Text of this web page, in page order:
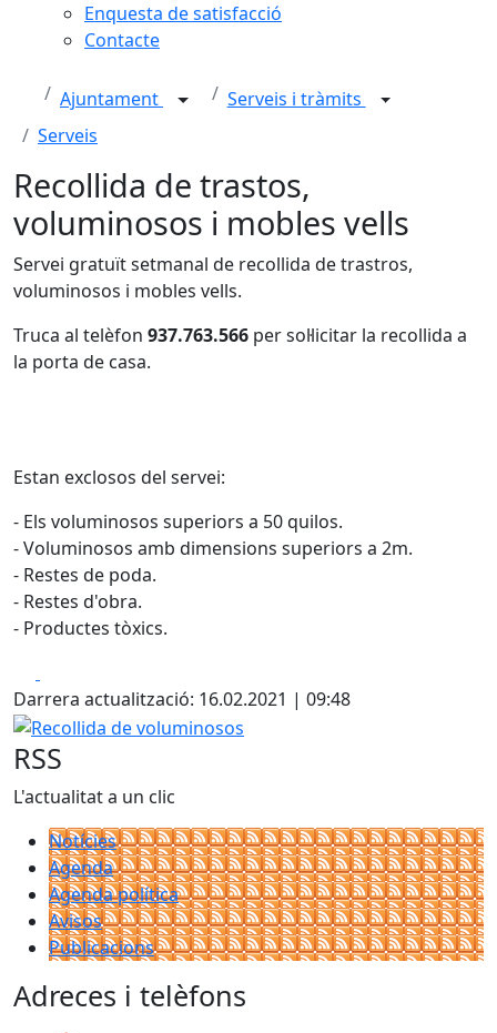
Enquesta de satisfacció
Contacte
Ajuntament
Serveis i tràmits
Serveis
Recollida de trastos,
voluminosos i mobles vells
Servei gratuït setmanal de recollida de trastros,
voluminosos i mobles vells.
Truca al telèfon 937.763.566 per sol·licitar la recollida a
la porta de casa.
Estan exclosos del servei:
- Els voluminosos superiors a 50 quilos.
- Voluminosos amb dimensions superiors a 2m.
- Restes de poda.
- Restes d'obra.
- Productes tòxics.
Darrera actualització: 16.02.2021 | 09:48
Recollida de voluminosos
RSS
L'actualitat a un clic
Notícies
Agenda
Agenda política
Avisos
Publicacions
Adreces i telèfons